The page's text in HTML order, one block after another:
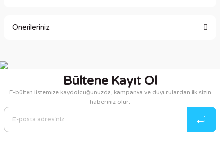
Önerileriniz
Görüş ve önerileriniz için teşekkür ederiz.
Ürün resmi kalitesiz, bozuk veya görüntülenemiyor.
Ürün açıklamasında eksik bilgiler bulunuyor.
Ürün bilgilerinde hatalar bulunuyor.
Bültene Kayıt Ol
E-bülten listemize kaydolduğunuzda, kampanya ve duyurulardan ilk sizin
haberiniz olur.